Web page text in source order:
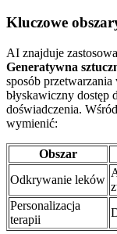
Kluczowe
AI znajduje
Generatywna
sposób
błyskawiczny dostęp
doświadczenia.
wymienić:
Obszar
Odkrywanie leków
Personalizacja
terapii